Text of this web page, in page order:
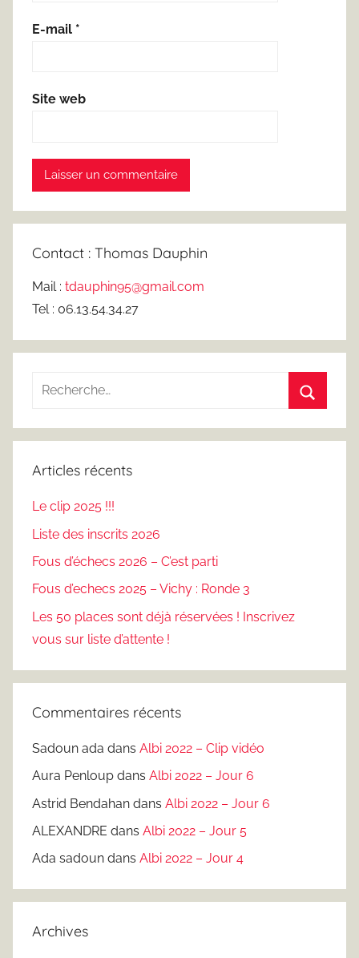
E-mail *
Site web
Contact : Thomas Dauphin
Mail : tdauphin95@gmail.com
Tel : 06.13.54.34.27
Recherche
:
Articles récents
Le clip 2025 !!!
Liste des inscrits 2026
Fous d’échecs 2026 – C’est parti
Fous d’echecs 2025 – Vichy : Ronde 3
Les 50 places sont déjà réservées ! Inscrivez
vous sur liste d’attente !
Commentaires récents
Sadoun ada dans Albi 2022 – Clip vidéo
Aura Penloup dans Albi 2022 – Jour 6
Astrid Bendahan dans Albi 2022 – Jour 6
ALEXANDRE dans Albi 2022 – Jour 5
Ada sadoun dans Albi 2022 – Jour 4
Archives